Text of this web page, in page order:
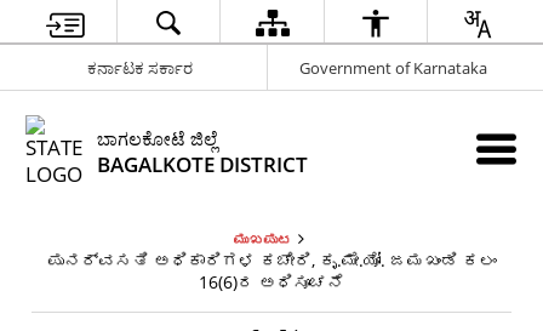
ಕರ್ನಾಟಕ ಸರ್ಕಾರ Government of Karnataka
ಬಾಗಲಕೋಟೆ ಜಿಲ್ಲೆ
BAGALKOTE DISTRICT
ಮುಖಪುಟ
ಪುನರ್ವಸತಿ ಅಧಿಕಾರಿಗಳ ಕಚೇರಿ, ಕೃ.ಮೇ.ಯೋ. ಜಮಖಂಡಿ ಕಲಂ
16(6)ರ ಅಧಿಸೂಚನೆ